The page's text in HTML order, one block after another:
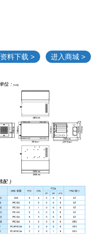
资料下载 > 进入商城 >